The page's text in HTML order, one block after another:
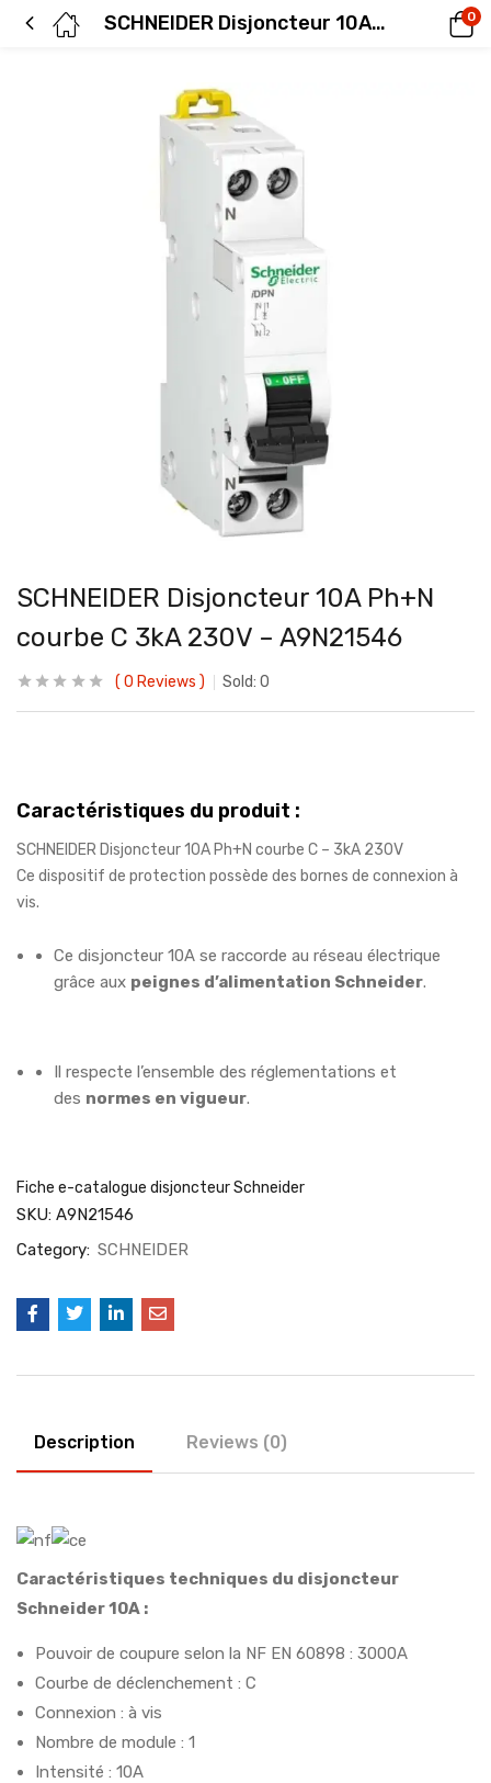
SCHNEIDER Disjoncteur 10A Ph+N courbe C 3kA 230V – A9N21546 0
SCHNEIDER Disjoncteur 10A Ph+N
courbe C 3kA 230V – A9N21546
0 Reviews Sold: 0
Caractéristiques du produit :
SCHNEIDER Disjoncteur 10A Ph+N courbe C – 3kA 230V
Ce dispositif de protection possède des bornes de connexion à
vis.
Ce disjoncteur 10A se raccorde au réseau électrique
grâce aux peignes d’alimentation Schneider.
Il respecte l’ensemble des réglementations et
des normes en vigueur.
Fiche e-catalogue disjoncteur Schneider
SKU: A9N21546
Category: SCHNEIDER
Description Reviews (0)
Caractéristiques techniques du disjoncteur
Schneider 10A :
Pouvoir de coupure selon la NF EN 60898 : 3000A
Courbe de déclenchement : C
Connexion : à vis
Nombre de module : 1
Intensité : 10A